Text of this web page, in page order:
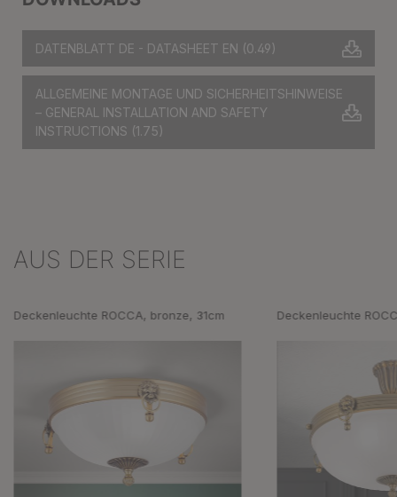
DATENBLATT DE - DATASHEET EN (0.49)
ALLGEMEINE MONTAGE UND SICHERHEITSHINWEISE
– GENERAL INSTALLATION AND SAFETY
INSTRUCTIONS (1.75)
Produktgalerie überspringen
AUS DER SERIE
Deckenleuchte ROCCA, bronze, 31cm Deckenleuchte